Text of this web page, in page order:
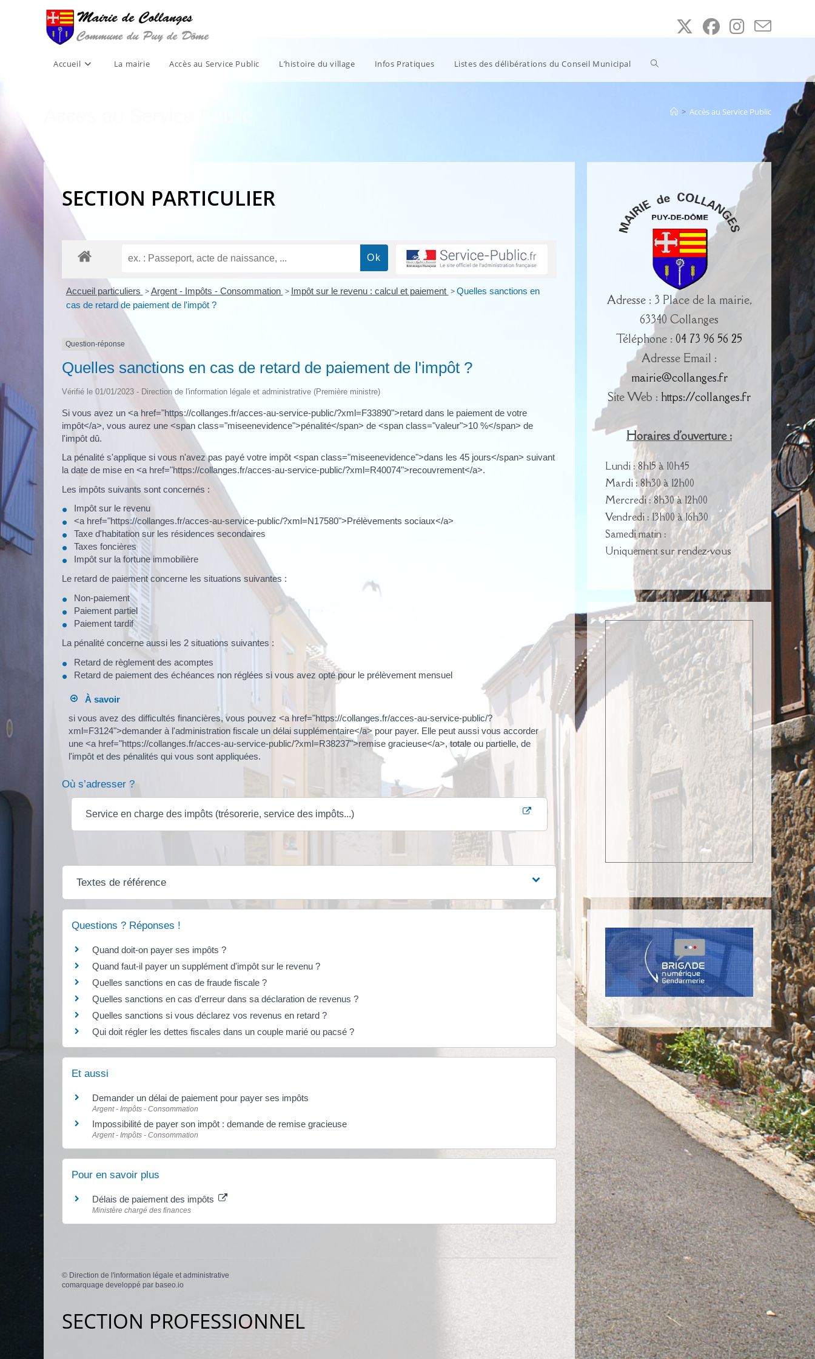
Accueil La mairie Accès au Service Public L’histoire du village Infos Pratiques Listes des délibérations du Conseil Municipal Toggle
> Accès au Service Public
SECTION PARTICULIER
Accueil particuliers > Argent - Impôts - Consommation > Impôt sur le revenu : calcul et paiement > Quelles sanctions en
cas de retard de paiement de l'impôt ?
Question-réponse
Quelles sanctions en cas de retard de paiement de l'impôt ?
Vérifié le 01/01/2023 - Direction de l'information légale et administrative (Première ministre)
Si vous avez un <a href="https://collanges.fr/acces-au-service-public/?xml=F33890">retard dans le paiement de votre
impôt</a>, vous aurez une <span class="miseenevidence">pénalité</span> de <span class="valeur">10 %</span> de
l'impôt dû.
La pénalité s'applique si vous n'avez pas payé votre impôt <span class="miseenevidence">dans les 45 jours</span> suivant
la date de mise en <a href="https://collanges.fr/acces-au-service-public/?xml=R40074">recouvrement</a>.
Les impôts suivants sont concernés :
Impôt sur le revenu
<a href="https://collanges.fr/acces-au-service-public/?xml=N17580">Prélèvements sociaux</a>
Taxe d'habitation sur les résidences secondaires
Taxes foncières
Impôt sur la fortune immobilière
Le retard de paiement concerne les situations suivantes :
Non-paiement
Paiement partiel
Paiement tardif
La pénalité concerne aussi les 2 situations suivantes :
Retard de règlement des acomptes
Retard de paiement des échéances non réglées si vous avez opté pour le prélèvement mensuel
À savoir
si vous avez des difficultés financières, vous pouvez <a href="https://collanges.fr/acces-au-service-public/?
xml=F3124">demander à l'administration fiscale un délai supplémentaire</a> pour payer. Elle peut aussi vous accorder
une <a href="https://collanges.fr/acces-au-service-public/?xml=R38237">remise gracieuse</a>, totale ou partielle, de
l'impôt et des pénalités qui vous sont appliquées.
Où s’adresser ?
Service en charge des impôts (trésorerie, service des impôts...)
Textes de référence
Questions ? Réponses !
Quand doit-on payer ses impôts ?
Quand faut-il payer un supplément d'impôt sur le revenu ?
Quelles sanctions en cas de fraude fiscale ?
Quelles sanctions en cas d'erreur dans sa déclaration de revenus ?
Quelles sanctions si vous déclarez vos revenus en retard ?
Qui doit régler les dettes fiscales dans un couple marié ou pacsé ?
Et aussi
Demander un délai de paiement pour payer ses impôts
Argent - Impôts - Consommation
Impossibilité de payer son impôt : demande de remise gracieuse
Argent - Impôts - Consommation
Pour en savoir plus
Délais de paiement des impôts
Ministère chargé des finances
© Direction de l'information légale et administrative
comarquage developpé par baseo.io
SECTION PROFESSIONNEL
Adresse : 3 Place de la mairie,
63340 Collanges
Téléphone : 04 73 96 56 25
Adresse Email :
mairie@collanges.fr
Site Web : https://collanges.fr
Horaires d'ouverture :
Lundi : 8h15 à 10h45
Mardi : 8h30 à 12h00
Mercredi : 8h30 à 12h00
Vendredi : 13h00 à 16h30
Samedi matin :
Uniquement sur rendez-vous